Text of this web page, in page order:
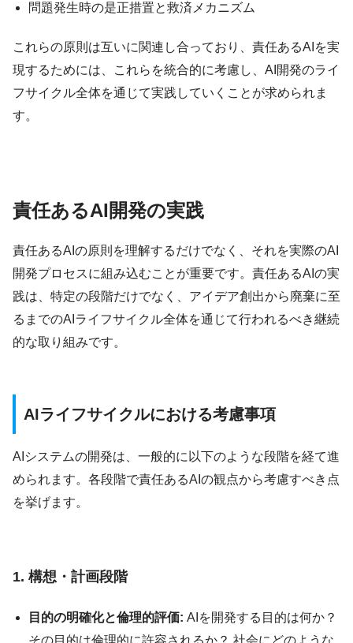
問題発生時の是正措置と救済メカニズム
これらの原則は互いに関連し合っており、責任あるAIを実
現するためには、これらを統合的に考慮し、AI開発のライ
フサイクル全体を通じて実践していくことが求められま
す。
責任あるAI開発の実践
責任あるAIの原則を理解するだけでなく、それを実際のAI
開発プロセスに組み込むことが重要です。責任あるAIの実
践は、特定の段階だけでなく、アイデア創出から廃棄に至
るまでのAIライフサイクル全体を通じて行われるべき継続
的な取り組みです。
AIライフサイクルにおける考慮事項
AIシステムの開発は、一般的に以下のような段階を経て進
められます。各段階で責任あるAIの観点から考慮すべき点
を挙げます。
1. 構想・計画段階
目的の明確化と倫理的評価: AIを開発する目的は何か？